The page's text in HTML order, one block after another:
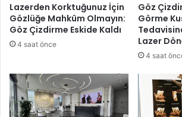
ı
M
r
e
z
i
E
Lazerden Korktuğunuz İçin
Gözlüğe Mahkûm Olmayın:
Göz Çizdirme Eskide Kaldı
4 saat önce
Göz
Görme
Lazer
4 saat